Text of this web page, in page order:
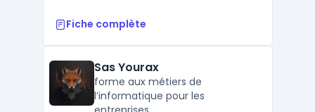
Fiche complète
Sas Yourax
forme aux métiers de
l’informatique pour les